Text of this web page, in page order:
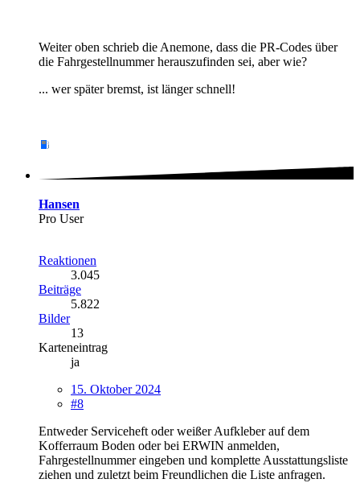
Weiter oben schrieb die Anemone, dass die PR-Codes über
die Fahrgestellnummer herauszufinden sei, aber wie?
... wer später bremst, ist länger schnell!
Hansen
Pro User
Reaktionen
3.045
Beiträge
5.822
Bilder
13
Karteneintrag
ja
15. Oktober 2024
#8
Entweder Serviceheft oder weißer Aufkleber auf dem
Kofferraum Boden oder bei ERWIN anmelden,
Fahrgestellnummer eingeben und komplette Ausstattungsliste
ziehen und zuletzt beim Freundlichen die Liste anfragen.